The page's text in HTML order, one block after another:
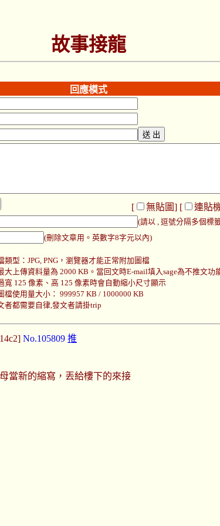
故事接龍
回應模式
[ 無貼圖] [
連貼
(請以 , 逗號分隔多個標
(刪除文章用。英數字8字元以內)
類型：JPG, PNG，瀏覽器才能正常附加圖檔
大上傳資料量為 2000 KB。當回文時E-mail填入sage為不推文功
寬 125 像素、高 125 像素時會自動縮小尺寸顯示
檔使用量大小： 999957 KB / 1000000 KB
者都需要自律,發文者請掛trip
No.105809 推
當新的縮寫，丟給樓下的來接